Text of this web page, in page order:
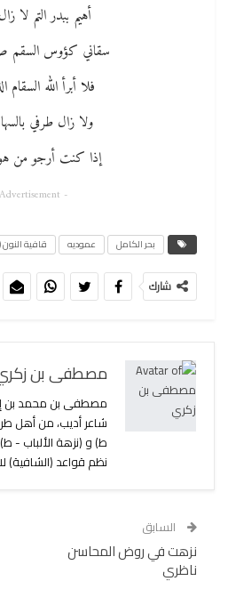
أهيم ببدر التم لا
سقاني كؤوس السقم
فلا أبرأ الله
ولا زال طرفي
إذا كنت أرجو من
-
بحر الكامل عموديه قافية
شارك
مصطفى بن
مصطفى بن محمد بن
شاعر أديب، من أهل
ط) و (نزهة الألباب -
نظم قواعد (الشافية)
السابق
نزهت في روض المحاسن
ناظري